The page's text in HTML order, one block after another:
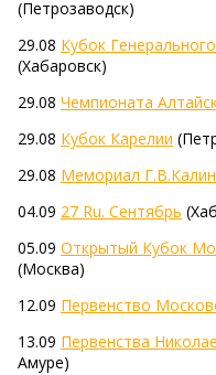
(Петрозаводск)
29.08 Кубок
(Хабаровск)
29.08 Чемпионата
29.08 Кубок Карелии
29.08 Мемориал
04.09 27 Ru. Сентябрь
05.09 Открытый Кубок
(Москва)
12.09 Первенство
13.09 Первенства
Амуре)